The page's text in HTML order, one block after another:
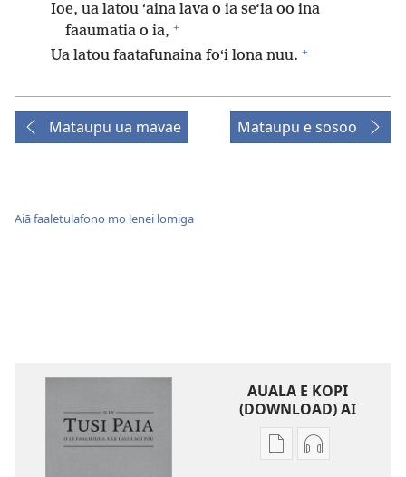
Ioe, ua latou ʻaina lava o ia se‘ia oo ina
faaumatia o ia, +
Ua latou faatafunaina foʻi lona nuu. +
Mataupu ua mavae Mataupu e sosoo
Aiā faaletulafono mo lenei lomiga
AUALA E KOPI
(DOWNLOAD) AI
VaegaFilifili